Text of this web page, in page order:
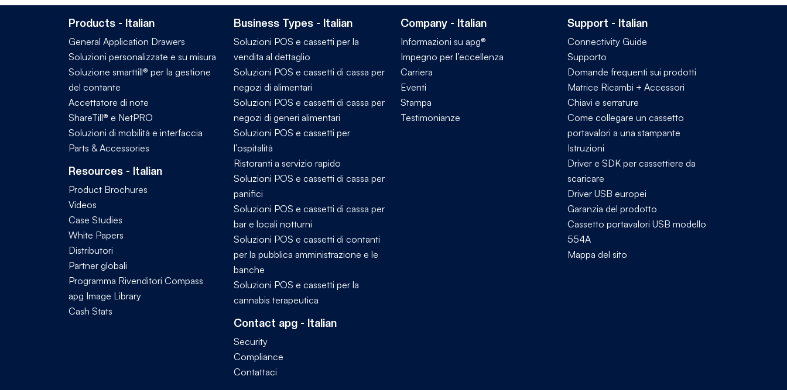
Products - Italian
General Application Drawers
Soluzioni personalizzate e su misura
Soluzione smarttill® per la gestione
del contante
Accettatore di note
ShareTill® e NetPRO
Soluzioni di mobilità e interfaccia
Parts & Accessories
Resources - Italian
Product Brochures
Videos
Case Studies
White Papers
Distributori
Partner globali
Programma Rivenditori Compass
apg Image Library
Cash Stats
Business Types - Italian
Soluzioni POS e cassetti per la
vendita al dettaglio
Soluzioni POS e cassetti di cassa per
negozi di alimentari
Soluzioni POS e cassetti di cassa per
negozi di generi alimentari
Soluzioni POS e cassetti per
l’ospitalità
Ristoranti a servizio rapido
Soluzioni POS e cassetti di cassa per
panifici
Soluzioni POS e cassetti di cassa per
bar e locali notturni
Soluzioni POS e cassetti di contanti
per la pubblica amministrazione e le
banche
Soluzioni POS e cassetti per la
cannabis terapeutica
Contact apg - Italian
Security
Compliance
Contattaci
Company - Italian
Informazioni su apg®
Impegno per l’eccellenza
Carriera
Eventi
Stampa
Testimonianze
Support - Italian
Connectivity Guide
Supporto
Domande frequenti sui prodotti
Matrice Ricambi + Accessori
Chiavi e serrature
Come collegare un cassetto
portavalori a una stampante
Istruzioni
Driver e SDK per cassettiere da
scaricare
Driver USB europei
Garanzia del prodotto
Cassetto portavalori USB modello
554A
Mappa del sito